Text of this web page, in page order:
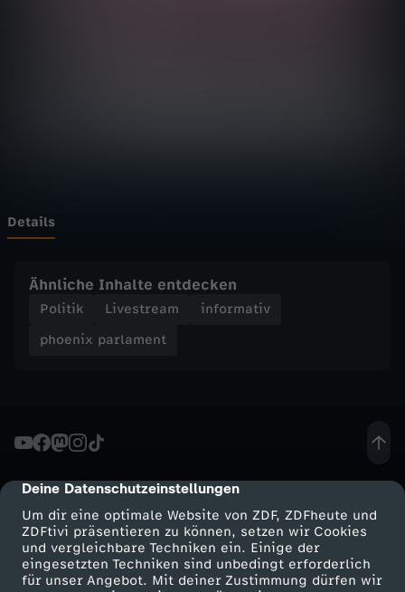
cmp-dialog-description
Deine Datenschutzeinstellungen
Um dir eine optimale Website von ZDF, ZDFheute und
ZDFtivi präsentieren zu können, setzen wir Cookies
und vergleichbare Techniken ein. Einige der
eingesetzten Techniken sind unbedingt erforderlich
für unser Angebot. Mit deiner Zustimmung dürfen wir
m
n
U
N
-
W
Details
Ähnliche Inhalte entdecken
Politik Livestream
informativ
phoenix parlament